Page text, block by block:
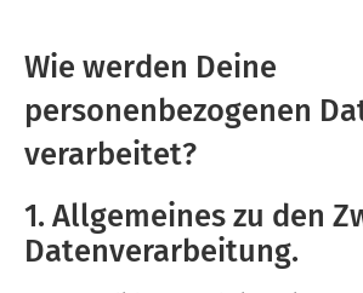
Wie werden Deine
personenbezogenen
verarbeitet?
1. Allgemeines zu den
Datenverarbeitung.